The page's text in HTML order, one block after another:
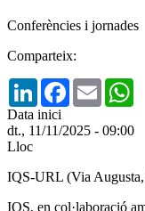
Conferències i jornades
Comparteix:
LinkedInFacebook
Email
Data inici
dt., 11/11/2025 - 09:00
Lloc
IQS-URL (Via
IQS, en col·laboració